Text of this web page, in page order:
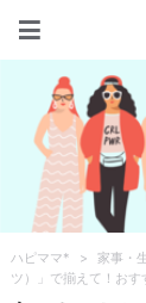
ハピママ* > 家事・
ツ）」で揃えて！おす